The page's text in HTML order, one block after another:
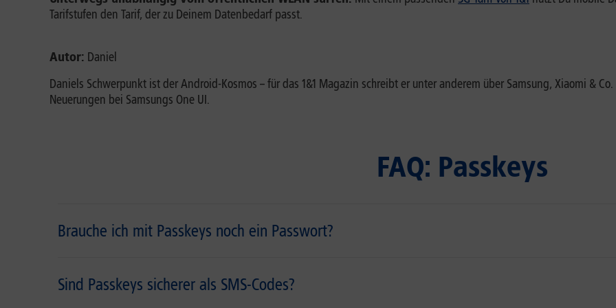
Tarifstufen den Tarif, der zu Deinem Datenbedarf passt.
Autor: Daniel
Daniels Schwerpunkt ist der Android-Kosmos – für das 1&1 Magazin schreibt er unter anderem über Samsung, Xiaomi &
Neuerungen bei Samsungs One UI.
FAQ: Passkeys
Brauche ich mit Passkeys noch ein Passwort?
Sind Passkeys sicherer als SMS-Codes?